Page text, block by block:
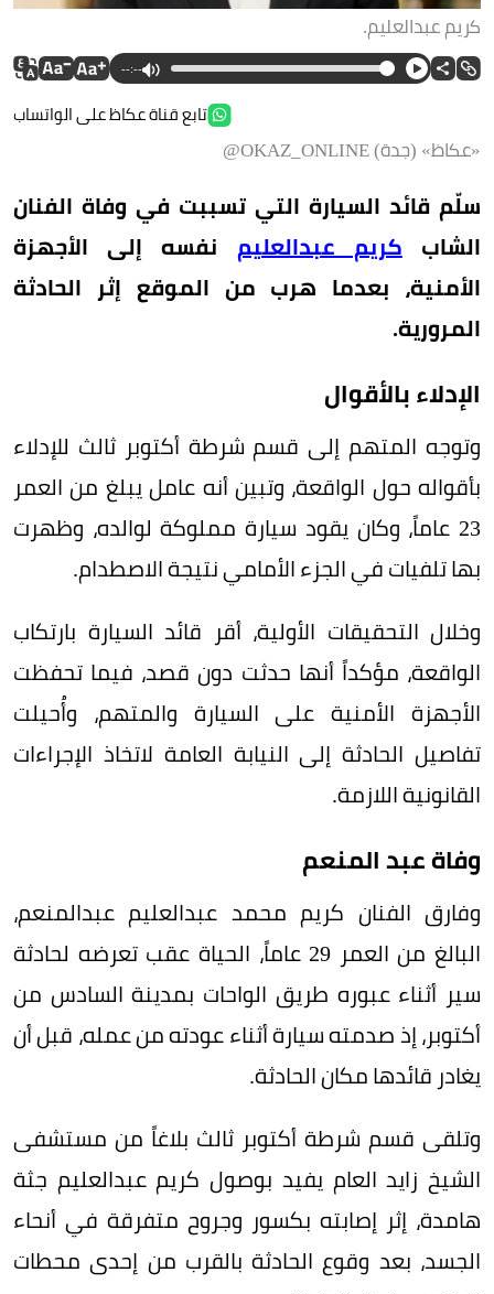
كريم عبدالعليم.
--:--
تابع قناة عكاظ على الواتساب
«عكاظ» (جدة) OKAZ_ONLINE@
سلّم قائد السيارة التي تسببت في وفاة الفنان
الشابكريم عبدالعليم نفسه إلى الأجهزة
الأمنية، بعدما هرب من الموقع إثر الحادثة
المرورية.
الإدلاء بالأقوال
وتوجه المتهم إلى قسم شرطة أكتوبر ثالث للإدلاء
بأقواله حول الواقعة، وتبين أنه عامل يبلغ من العمر
23 عاماً، وكان يقود سيارة مملوكة لوالده، وظهرت
بها تلفيات في الجزء الأمامي نتيجة الاصطدام.
وخلال التحقيقات الأولية، أقر قائد السيارة بارتكاب
الواقعة، مؤكداً أنها حدثت دون قصد، فيما تحفظت
الأجهزة الأمنية على السيارة والمتهم، وأُحيلت
تفاصيل الحادثة إلى النيابة العامة لاتخاذ الإجراءات
القانونية اللازمة.
وفاة عبد المنعم
وفارق الفنان كريم محمد عبدالعليم عبدالمنعم،
البالغ من العمر 29 عاماً، الحياة عقب تعرضه لحادثة
سير أثناء عبوره طريق الواحات بمدينة السادس من
أكتوبر، إذ صدمته سيارة أثناء عودته من عمله، قبل أن
يغادر قائدها مكان الحادثة.
وتلقى قسم شرطة أكتوبر ثالث بلاغاً من مستشفى
الشيخ زايد العام يفيد بوصول كريم عبدالعليم جثة
هامدة، إثر إصابته بكسور وجروح متفرقة في أنحاء
الجسد، بعد وقوع الحادثة بالقرب من إحدى محطات